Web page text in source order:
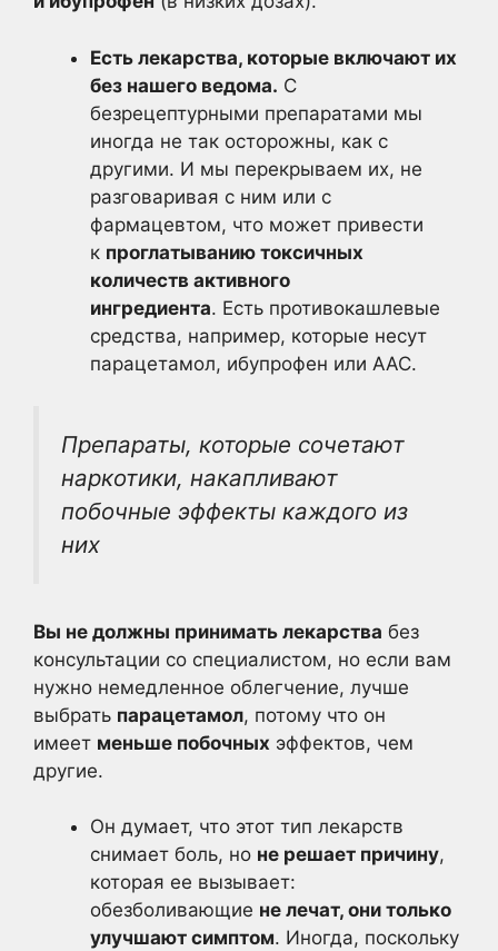
Есть лекарства, которые включают их
без нашего ведома. С
безрецептурными препаратами мы
иногда не так осторожны, как с
другими. И мы перекрываем их, не
разговаривая с ним или с
фармацевтом, что может привести
к проглатыванию токсичных
количеств активного
ингредиента. Есть противокашлевые
средства, например, которые несут
парацетамол, ибупрофен или ААС.
Препараты, которые сочетают
наркотики, накапливают
побочные эффекты каждого из
них
Вы не должны принимать лекарства без
консультации со специалистом, но если вам
нужно немедленное облегчение, лучше
выбрать парацетамол, потому что он
имеет меньше побочных эффектов, чем
другие.
Он думает, что этот тип лекарств
снимает боль, но не решает причину,
которая ее вызывает:
обезболивающие не лечат, они только
улучшают симптом. Иногда, поскольку